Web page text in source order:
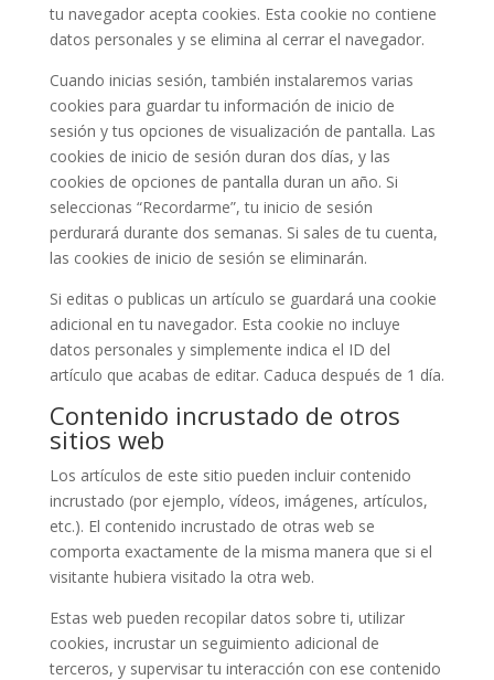
tu navegador acepta cookies. Esta cookie no contiene
datos personales y se elimina al cerrar el navegador.
Cuando inicias sesión, también instalaremos varias
cookies para guardar tu información de inicio de
sesión y tus opciones de visualización de pantalla. Las
cookies de inicio de sesión duran dos días, y las
cookies de opciones de pantalla duran un año. Si
seleccionas “Recordarme”, tu inicio de sesión
perdurará durante dos semanas. Si sales de tu cuenta,
las cookies de inicio de sesión se eliminarán.
Si editas o publicas un artículo se guardará una cookie
adicional en tu navegador. Esta cookie no incluye
datos personales y simplemente indica el ID del
artículo que acabas de editar. Caduca después de 1 día.
Contenido incrustado de otros
sitios web
Los artículos de este sitio pueden incluir contenido
incrustado (por ejemplo, vídeos, imágenes, artículos,
etc.). El contenido incrustado de otras web se
comporta exactamente de la misma manera que si el
visitante hubiera visitado la otra web.
Estas web pueden recopilar datos sobre ti, utilizar
cookies, incrustar un seguimiento adicional de
terceros, y supervisar tu interacción con ese contenido